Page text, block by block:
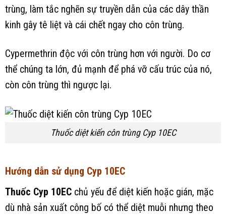
trùng, làm tắc nghẽn sự truyền dẫn của các dây thần
kinh gây tê liệt và cái chết ngay cho côn trùng.
Cypermethrin độc với côn trùng hơn với người. Do cơ
thể chúng ta lớn, đủ mạnh để phá vỡ cấu trúc của nó,
còn côn trùng thì ngược lại.
Thuốc diệt kiến côn trùng Cyp 10EC
Hướng dẫn sử dụng Cyp 10EC
Thuốc Cyp 10EC chủ yếu để diệt kiến hoặc gián, mặc
dù nhà sản xuất công bố có thể diệt muỗi nhưng theo